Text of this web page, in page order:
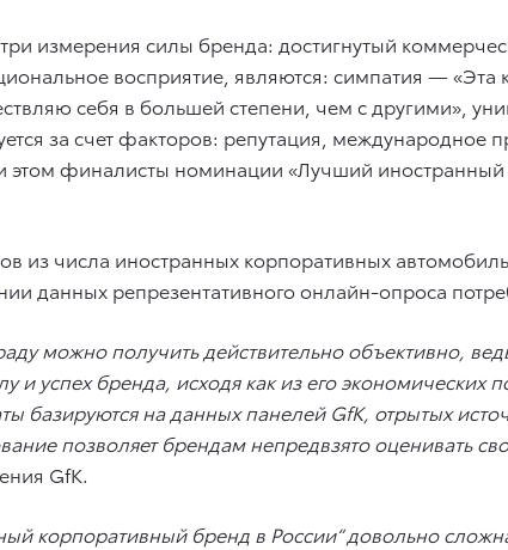
измерения силы бренда: достигнутый
восприятие, являются: симпатия — «Эта
себя в большей степени, чем с другими»,
за счет факторов: репутация, международное
этом финалисты номинации «Лучший
из числа иностранных корпоративных
данных репрезентативного онлайн-опроса
можно получить действительно объективно,
успех бренда, исходя как из его экономических
базируются на данных панелей GfK, отрытых
позволяет брендам непредвзято оценивать
GfK.
корпоративный бренд в России“ довольно